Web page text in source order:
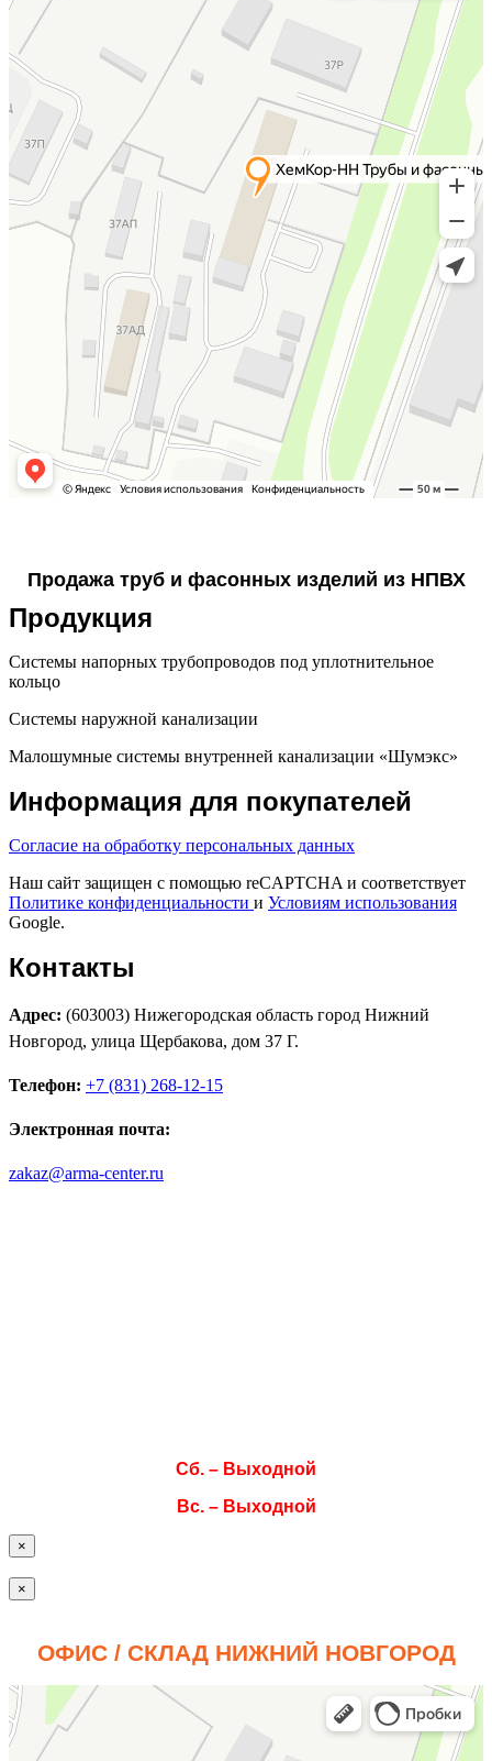
Продажа труб и фасонных изделий из НПВХ
Продукция
Системы напорных трубопроводов под уплотнительное
кольцо
Системы наружной канализации
Малошумные системы внутренней канализации «Шумэкс»
Информация для покупателей
Согласие на обработку персональных данных
Наш сайт защищен с помощью reCAPTCHA и соответствует
Политике конфиденциальности и Условиям использования
Google.
Контакты
Адрес: (603003) Нижегородская область город Нижний
Новгород, улица Щербакова, дом 37 Г.
Телефон: +7 (831) 268-12-15
Электронная почта:
zakaz@arma-center.ru
Сб. – Выходной
Вс. – Выходной
×
×
ОФИС / СКЛАД НИЖНИЙ НОВГОРОД